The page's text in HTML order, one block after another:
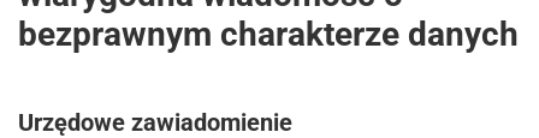
bezprawnym charakterze danych
Urzędowe zawiadomienie